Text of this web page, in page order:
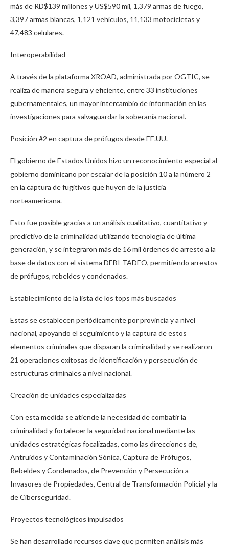
más de RD$139 millones y US$590 mil, 1,379 armas de fuego,
3,397 armas blancas, 1,121 vehículos, 11,133 motocicletas y
47,483 celulares.
Interoperabilidad
A través de la plataforma XROAD, administrada por OGTIC, se
realiza de manera segura y eficiente, entre 33 instituciones
gubernamentales, un mayor intercambio de información en las
investigaciones para salvaguardar la soberanía nacional.
Posición #2 en captura de prófugos desde EE.UU.
El gobierno de Estados Unidos hizo un reconocimiento especial al
gobierno dominicano por escalar de la posición 10 a la número 2
en la captura de fugitivos que huyen de la justicia
norteamericana.
Esto fue posible gracias a un análisis cualitativo, cuantitativo y
predictivo de la criminalidad utilizando tecnología de última
generación, y se integraron más de 16 mil órdenes de arresto a la
base de datos con el sistema DEBI-TADEO, permitiendo arrestos
de prófugos, rebeldes y condenados.
Establecimiento de la lista de los tops más buscados
Estas se establecen periódicamente por provincia y a nivel
nacional, apoyando el seguimiento y la captura de estos
elementos criminales que disparan la criminalidad y se realizaron
21 operaciones exitosas de identificación y persecución de
estructuras criminales a nivel nacional.
Creación de unidades especializadas
Con esta medida se atiende la necesidad de combatir la
criminalidad y fortalecer la seguridad nacional mediante las
unidades estratégicas focalizadas, como las direcciones de,
Antruidos y Contaminación Sónica, Captura de Prófugos,
Rebeldes y Condenados, de Prevención y Persecución a
Invasores de Propiedades, Central de Transformación Policial y la
de Ciberseguridad.
Proyectos tecnológicos impulsados
Se han desarrollado recursos clave que permiten análisis más